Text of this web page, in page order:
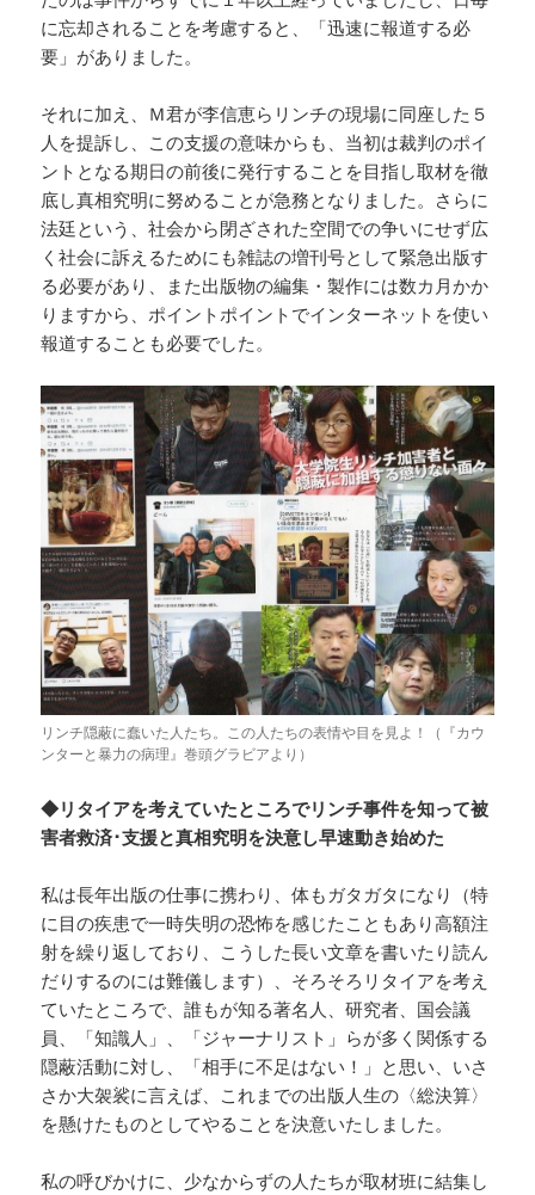
に忘却されることを考慮すると、「迅速に報道する必
要」がありました。
それに加え、Ｍ君が李信恵らリンチの現場に同座した５
人を提訴し、この支援の意味からも、当初は裁判のポイ
ントとなる期日の前後に発行することを目指し取材を徹
底し真相究明に努めることが急務となりました。さらに
法廷という、社会から閉ざされた空間での争いにせず広
く社会に訴えるためにも雑誌の増刊号として緊急出版す
る必要があり、また出版物の編集・製作には数カ月かか
りますから、ポイントポイントでインターネットを使い
報道することも必要でした。
リンチ隠蔽に蠢いた人たち。この人たちの表情や目を見よ！（『カウ
ンターと暴力の病理』巻頭グラビアより）
◆リタイアを考えていたところでリンチ事件を知って被
害者救済･支援と真相究明を決意し早速動き始めた
私は長年出版の仕事に携わり、体もガタガタになり（特
に目の疾患で一時失明の恐怖を感じたこともあり高額注
射を繰り返しており、こうした長い文章を書いたり読ん
だりするのには難儀します）、そろそろリタイアを考え
ていたところで、誰もが知る著名人、研究者、国会議
員、「知識人」、「ジャーナリスト」らが多く関係する
隠蔽活動に対し、「相手に不足はない！」と思い、いさ
さか大袈裟に言えば、これまでの出版人生の〈総決算〉
を懸けたものとしてやることを決意いたしました。
私の呼びかけに、少なからずの人たちが取材班に結集し